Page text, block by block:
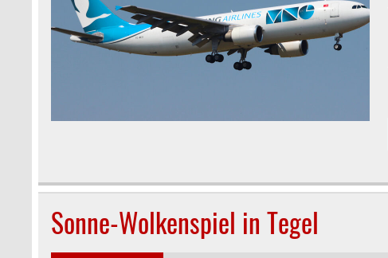
Sonne-Wolkenspiel in Tegel